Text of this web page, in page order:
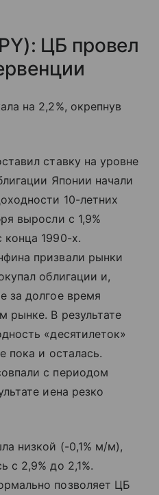
ЦБ провел
на 2,2%, окрепнув
ставку на уровне
Японии начали
10-летних
выросли с 1,9%
1990-х.
призвали рынки
облигации и,
за долгое время
рынке. В результате
«десятилеток»
пока и осталась.
с периодом
иена резко
низкой (-0,1% м/м),
с 2,9% до 2,1%.
позволяет ЦБ